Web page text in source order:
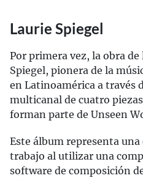
Laurie Spiegel
Por primera vez, la obra
Spiegel, pionera de la
en Latinoamérica a través
multicanal de cuatro
forman parte de Unseen
Este álbum representa
trabajo al utilizar una
software de composición